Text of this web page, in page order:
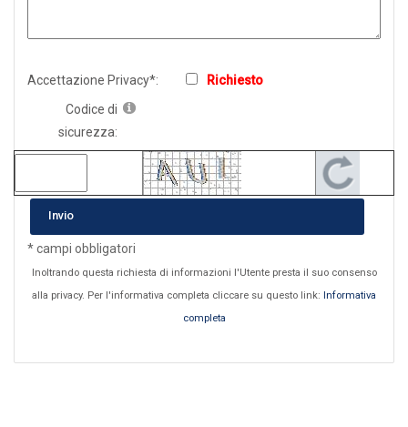
Accettazione Privacy*:
Richiesto
Codice di
sicurezza:
Invio
* campi obbligatori
Inoltrando questa richiesta di informazioni l'Utente presta il suo consenso
alla privacy. Per l'informativa completa cliccare su questo link: Informativa
completa